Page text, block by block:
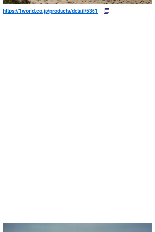
https://1world.co.jp/products/detail/5361